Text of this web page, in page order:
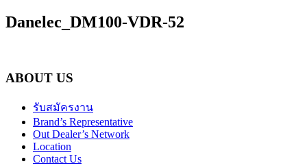
Danelec_DM100-VDR-52
ABOUT US
รับสมัครงาน
Brand’s Representative
Out Dealer’s Network
Location
Contact Us